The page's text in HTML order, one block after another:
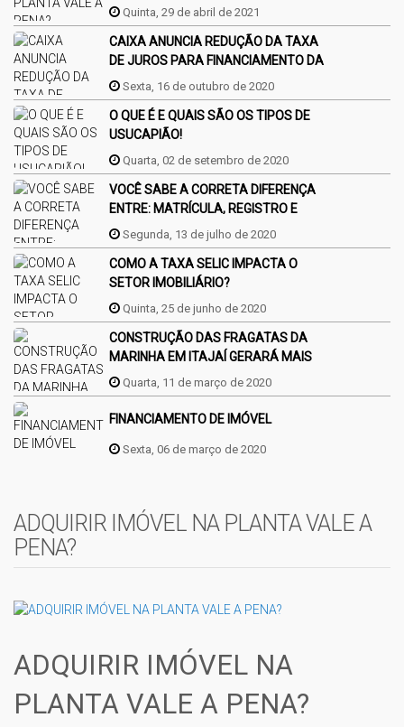
Quinta, 29 de abril de 2021
CAIXA ANUNCIA REDUÇÃO DA TAXA
DE JUROS PARA FINANCIAMENTO DA
CASA PRÓPRIA
Sexta, 16 de outubro de 2020
O QUE É E QUAIS SÃO OS TIPOS DE
USUCAPIÃO!
Quarta, 02 de setembro de 2020
VOCÊ SABE A CORRETA DIFERENÇA
ENTRE: MATRÍCULA, REGISTRO E
AVERBAÇÃO?
Segunda, 13 de julho de 2020
COMO A TAXA SELIC IMPACTA O
SETOR IMOBILIÁRIO?
Quinta, 25 de junho de 2020
CONSTRUÇÃO DAS FRAGATAS DA
MARINHA EM ITAJAÍ GERARÁ MAIS
EMPREGOS
Quarta, 11 de março de 2020
FINANCIAMENTO DE IMÓVEL
Sexta, 06 de março de 2020
ADQUIRIR IMÓVEL NA PLANTA VALE A
PENA?
ADQUIRIR IMÓVEL NA
PLANTA VALE A PENA?